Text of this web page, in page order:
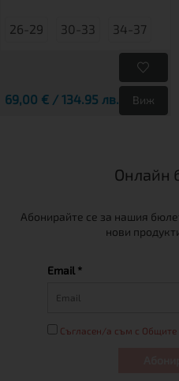
26-29 30-33 34-37
69,00 € / 134.95 лв. Виж
Онлайн
Абонирайте се за нашия
нови
Email *
Съгласен/а съм с Общите